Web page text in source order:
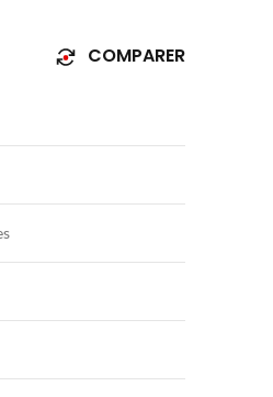
COMPARER